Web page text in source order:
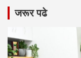
जरूर पढे